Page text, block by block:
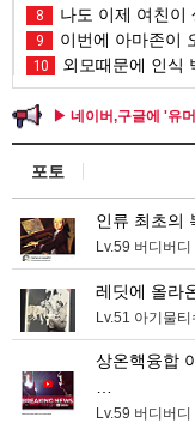
8 나도 이제 여친이
9 이번에 아마존이
10 외모때문에 인식
▶ 네이버,구글에 '유
포토
인류 최초의
Lv.59 버디버디
레딧에 올라
Lv.51 아기물티
상온핵융합
Lv.59 버디버디